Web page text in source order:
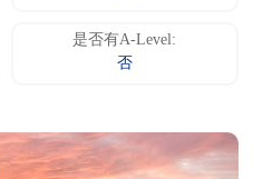
是否有A-Level:
否